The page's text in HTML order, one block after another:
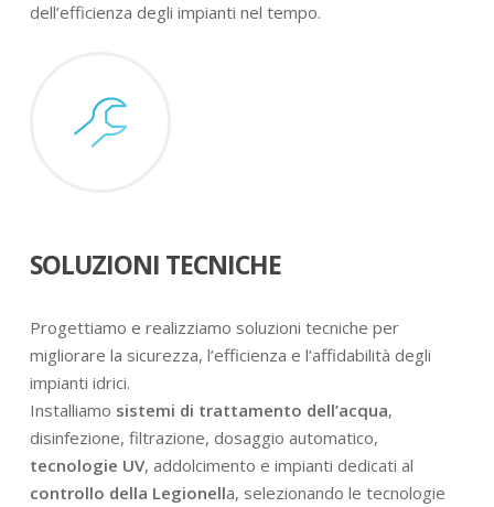
dell’efficienza degli impianti nel tempo.
SOLUZIONI TECNICHE
Progettiamo e realizziamo soluzioni tecniche per
migliorare la sicurezza, l’efficienza e l’affidabilità degli
impianti idrici.
Installiamo sistemi di trattamento dell’acqua,
disinfezione, filtrazione, dosaggio automatico,
tecnologie UV, addolcimento e impianti dedicati al
controllo della Legionella, selezionando le tecnologie